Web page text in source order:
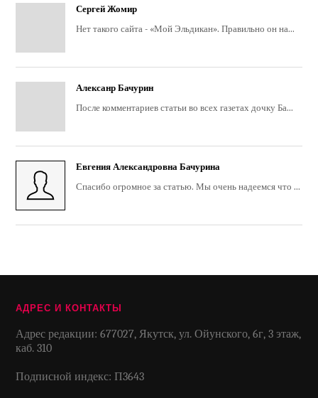
Сергей Жомир
Нет такого сайта - «Мой Эльдикан». Правильно он на...
Алексанр Бачурин
После комментариев статьи во всех газетах дочку Ба...
Евгения Александровна Бачурина
Спасибо огромное за статью. Мы очень надеемся что ...
АДРЕС И КОНТАКТЫ
Адрес редакции: 677027, Якутск, ул. Ойунского, 6г, 3 этаж,
каб. 310
Подписной индекс: П3643